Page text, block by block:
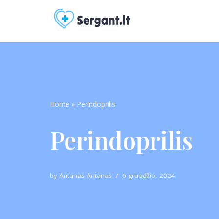
Home » Perindoprilis
Perindoprilis
by Antanas Antanas 6 gruodžio, 2024